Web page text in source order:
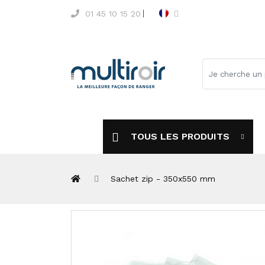
01 45 10 15 20
TOUS LES PRODUITS
Sachet zip - 350x550 mm